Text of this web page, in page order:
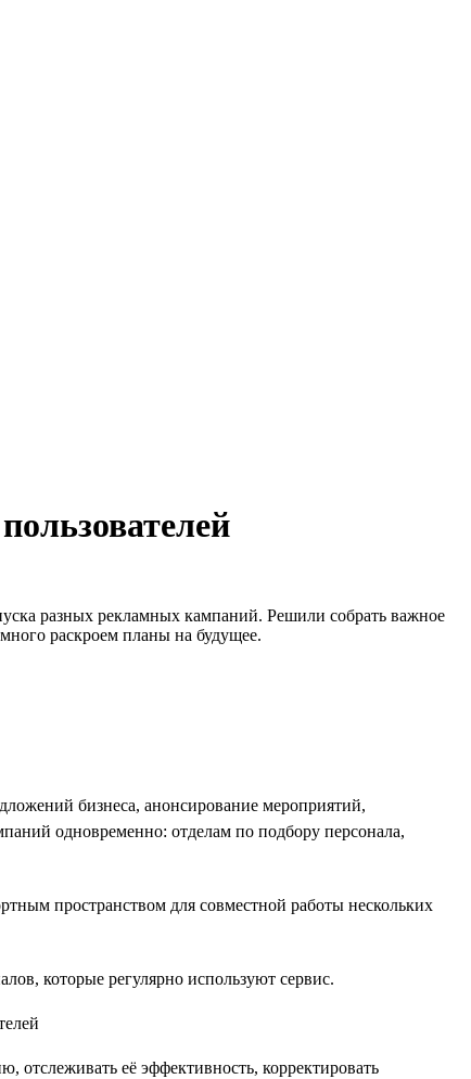
разных рекламных кампаний. Решили собрать важное
раскроем планы на будущее.
бизнеса, анонсирование мероприятий,
одновременно: отделам по подбору персонала,
пространством для совместной работы нескольких
которые регулярно используют сервис.
отслеживать её эффективность, корректировать